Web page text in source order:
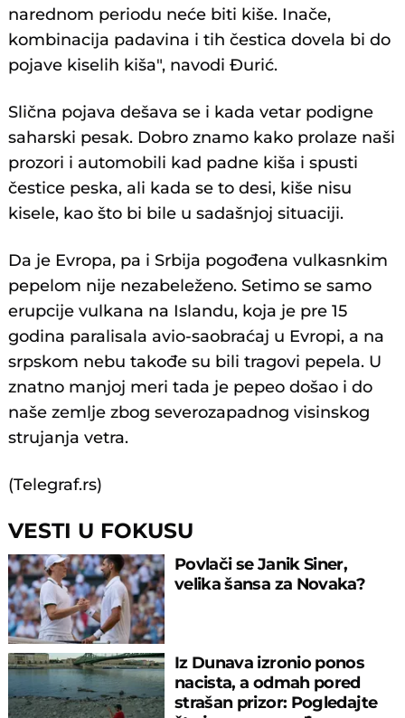
narednom periodu neće biti kiše. Inače,
kombinacija padavina i tih čestica dovela bi do
pojave kiselih kiša", navodi Đurić.
Slična pojava dešava se i kada vetar podigne
saharski pesak. Dobro znamo kako prolaze naši
prozori i automobili kad padne kiša i spusti
čestice peska, ali kada se to desi, kiše nisu
kisele, kao što bi bile u sadašnjoj situaciji.
Da je Evropa, pa i Srbija pogođena vulkasnkim
pepelom nije nezabeleženo. Setimo se samo
erupcije vulkana na Islandu, koja je pre 15
godina paralisala avio-saobraćaj u Evropi, a na
srpskom nebu takođe su bili tragovi pepela. U
znatno manjoj meri tada je pepeo došao i do
naše zemlje zbog severozapadnog visinskog
strujanja vetra.
(Telegraf.rs)
VESTI U FOKUSU
Povlači se Janik Siner,
velika šansa za Novaka?
Iz Dunava izronio ponos
nacista, a odmah pored
strašan prizor: Pogledajte